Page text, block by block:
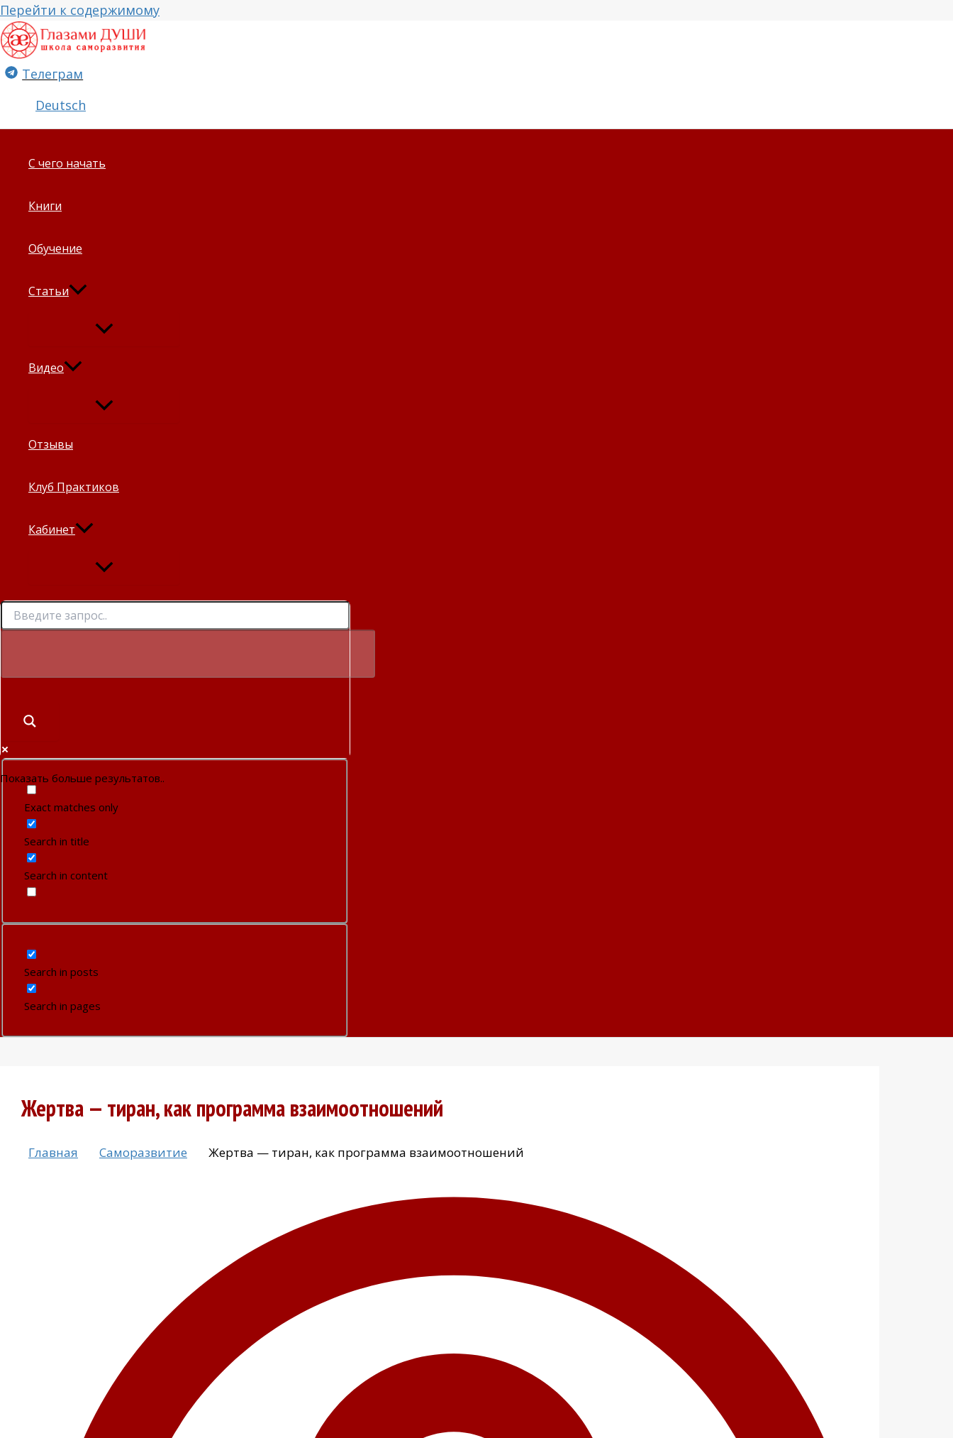
Перейти к содержимому
Телеграм
Deutsch
С чего начать
Книги
Обучение
Статьи
Видео
Отзывы
Клуб Практиков
Кабинет
Показать больше результатов..
Exact matches only
Search in title
Search in content
Search in posts
Search in pages
Жертва — тиран, как программа взаимоотношений
Главная Саморазвитие Жертва — тиран, как программа взаимоотношений